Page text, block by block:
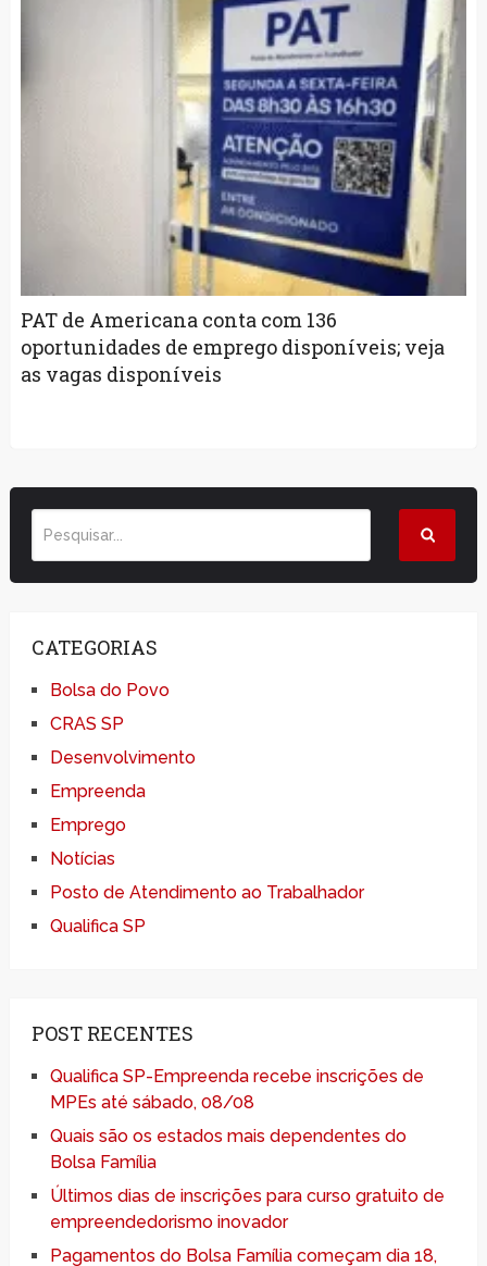
PAT de Americana conta com 136
oportunidades de emprego disponíveis; veja
as vagas disponíveis
CATEGORIAS
Bolsa do Povo
CRAS SP
Desenvolvimento
Empreenda
Emprego
Notícias
Posto de Atendimento ao Trabalhador
Qualifica SP
POST RECENTES
Qualifica SP-Empreenda recebe inscrições de
MPEs até sábado, 08/08
Quais são os estados mais dependentes do
Bolsa Família
Últimos dias de inscrições para curso gratuito de
empreendedorismo inovador
Pagamentos do Bolsa Família começam dia 18,